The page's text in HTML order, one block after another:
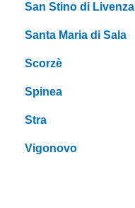
San Stino di Livenza
Santa Maria di Sala
Scorzè
Spinea
Stra
Vigonovo